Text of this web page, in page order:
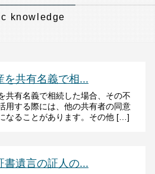
knowledge
を共有名義で相...
共有名義で相続した場合、その不
用する際には、他の共有者の同意
なることがあります。その他 […]
書遺言の証人の...